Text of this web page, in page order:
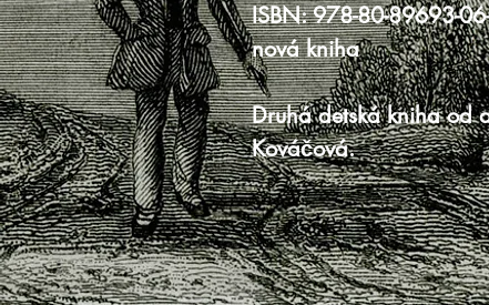
ISBN: 978-80-89693-
nová kniha
Druhá detská kniha od
Kováčová.